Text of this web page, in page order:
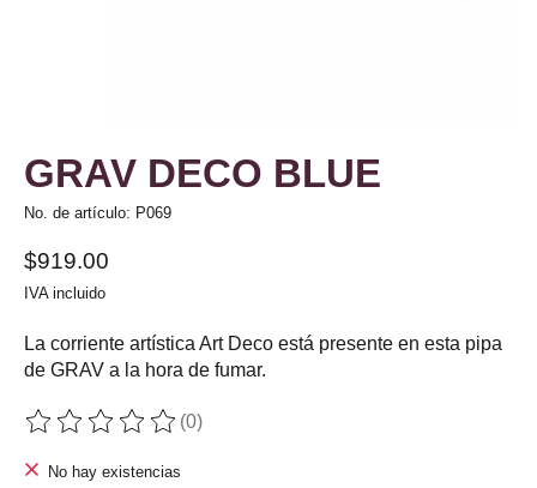
GRAV DECO BLUE
No. de artículo: P069
$919.00
IVA incluido
La corriente artística Art Deco está presente en esta pipa
de GRAV a la hora de fumar.
The rating of this product is
(0)
No hay existencias